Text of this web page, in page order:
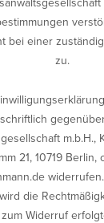
bei einer
zu.
m.b.H.,
21, 10719 Berlin,
die
Widerruf